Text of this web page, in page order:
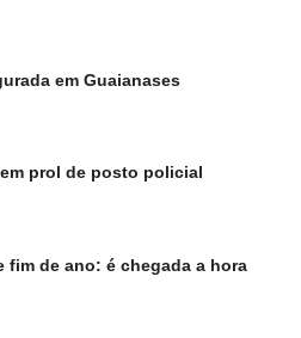
em Guaianases
prol de posto policial
fim de ano: é chegada a hora